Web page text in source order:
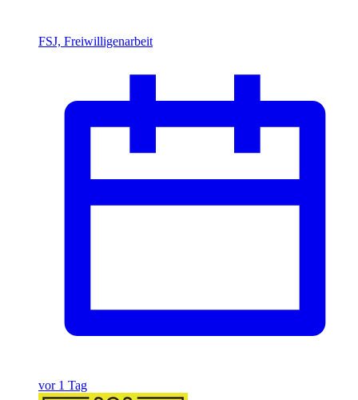
FSJ, Freiwilligenarbeit
vor 1 Tag